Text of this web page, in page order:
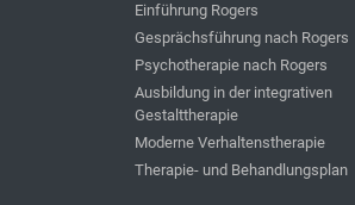
Einführung Rogers
Gesprächsführung nach Rogers
Psychotherapie nach Rogers
Ausbildung in der integrativen
Gestalttherapie
Moderne Verhaltenstherapie
Therapie- und Behandlungsplan